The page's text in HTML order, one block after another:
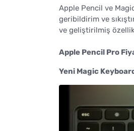
Apple Pencil ve
geribildirim ve
ve geliştirilmiş
Apple Pencil Pro
Yeni Magic